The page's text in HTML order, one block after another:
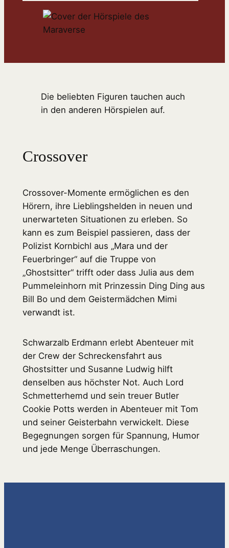
Die beliebten Figuren tauchen auch
in den anderen Hörspielen auf.
Crossover
Crossover-Momente ermöglichen es den
Hörern, ihre Lieblingshelden in neuen und
unerwarteten Situationen zu erleben. So
kann es zum Beispiel passieren, dass der
Polizist Kornbichl aus „Mara und der
Feuerbringer“ auf die Truppe von
„Ghostsitter“ trifft oder dass Julia aus dem
Pummeleinhorn mit Prinzessin Ding Ding aus
Bill Bo und dem Geistermädchen Mimi
verwandt ist.
Schwarzalb Erdmann erlebt Abenteuer mit
der Crew der Schreckensfahrt aus
Ghostsitter und Susanne Ludwig hilft
denselben aus höchster Not. Auch Lord
Schmetterhemd und sein treuer Butler
Cookie Potts werden in Abenteuer mit Tom
und seiner Geisterbahn verwickelt. Diese
Begegnungen sorgen für Spannung, Humor
und jede Menge Überraschungen.